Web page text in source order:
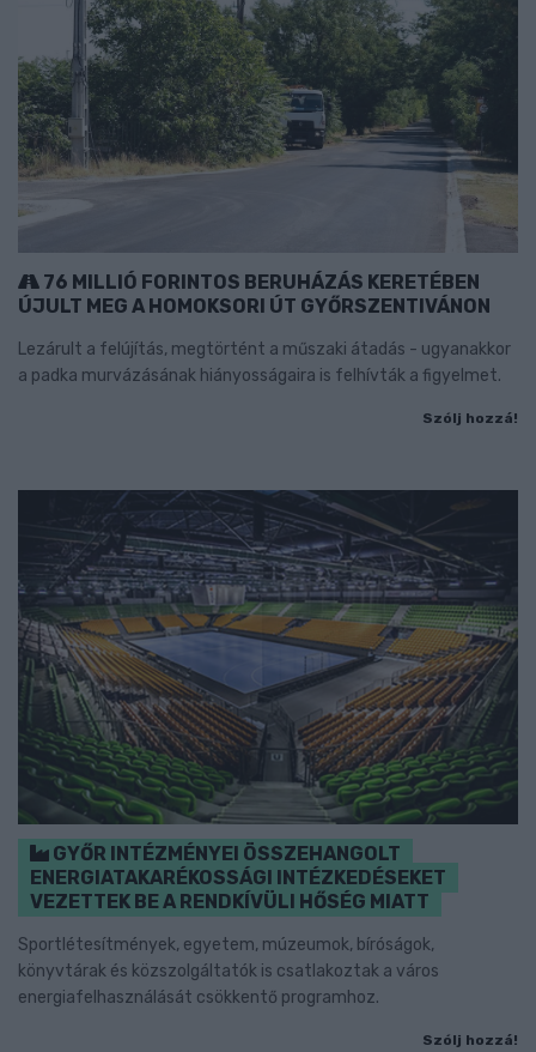
76 MILLIÓ FORINTOS BERUHÁZÁS KERETÉBEN
ÚJULT MEG A HOMOKSORI ÚT GYŐRSZENTIVÁNON
Lezárult a felújítás, megtörtént a műszaki átadás - ugyanakkor
a padka murvázásának hiányosságaira is felhívták a figyelmet.
Szólj hozzá!
GYŐR INTÉZMÉNYEI ÖSSZEHANGOLT
ENERGIATAKARÉKOSSÁGI INTÉZKEDÉSEKET
VEZETTEK BE A RENDKÍVÜLI HŐSÉG MIATT
Sportlétesítmények, egyetem, múzeumok, bíróságok,
könyvtárak és közszolgáltatók is csatlakoztak a város
energiafelhasználását csökkentő programhoz.
Szólj hozzá!